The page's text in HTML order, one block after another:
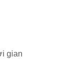
gian